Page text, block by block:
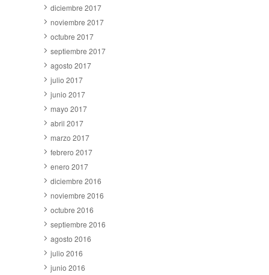
diciembre 2017
noviembre 2017
octubre 2017
septiembre 2017
agosto 2017
julio 2017
junio 2017
mayo 2017
abril 2017
marzo 2017
febrero 2017
enero 2017
diciembre 2016
noviembre 2016
octubre 2016
septiembre 2016
agosto 2016
julio 2016
junio 2016